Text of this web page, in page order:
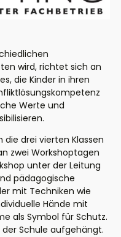
wird, richtet sich an
die Kinder in ihren
Werte und
die drei vierten Klassen
zwei Workshoptagen
unter der Leitung
pädagogische
mit Techniken wie
Hände mit
als Symbol für Schutz.
der Schule aufgehängt.